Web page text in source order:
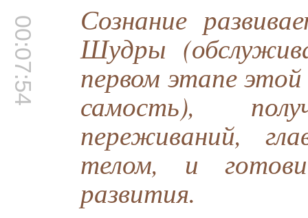
00:07:54 Сознание
Шудры
первом этапе
самость),
переживаний,
телом, и
развития.